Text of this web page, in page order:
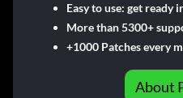
Easy to use: get ready
More than 5300+
+1000 Patches every
About